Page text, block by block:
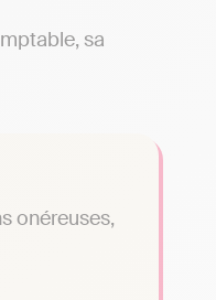
sa
onéreuses,